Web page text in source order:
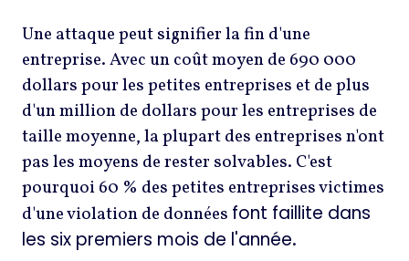
Une attaque peut signifier la fin d'une
entreprise. Avec un coût moyen de 690 000
dollars pour les petites entreprises et de plus
d'un million de dollars pour les entreprises de
taille moyenne, la plupart des entreprises n'ont
pas les moyens de rester solvables. C'est
pourquoi 60 % des petites entreprises victimes
d'une violation de données font faillite dans
les six premiers mois de l'année.